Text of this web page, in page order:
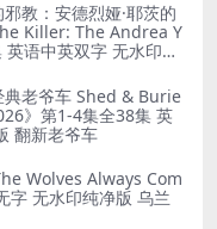
教：安德烈娅·耶茨的
Killer: The Andrea Y
语中英双字 无水印纯
典老爷车 Shed & Burie
》第1-4集全38集 英
翻新老爷车
Wolves Always Com
无水印纯净版 乌兰